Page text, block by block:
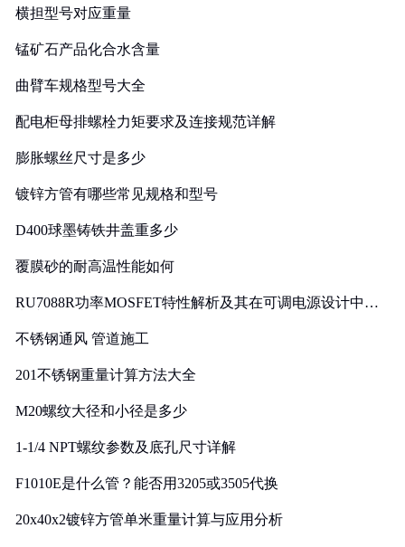
横担型号对应重量
锰矿石产品化合水含量
曲臂车规格型号大全
配电柜母排螺栓力矩要求及连接规范详解
膨胀螺丝尺寸是多少
镀锌方管有哪些常见规格和型号
D400球墨铸铁井盖重多少
覆膜砂的耐高温性能如何
RU7088R功率MOSFET特性解析及其在可调电源设计中的
不锈钢通风 管道施工
201不锈钢重量计算方法大全
M20螺纹大径和小径是多少
1-1/4 NPT螺纹参数及底孔尺寸详解
F1010E是什么管？能否用3205或3505代换
20x40x2镀锌方管单米重量计算与应用分析